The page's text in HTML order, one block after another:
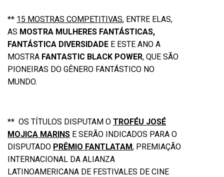
** 15 MOSTRAS COMPETITIVAS, ENTRE ELAS,
AS MOSTRA MULHERES FANTÁSTICAS,
FANTÁSTICA DIVERSIDADE E ESTE ANO A
MOSTRA FANTASTIC BLACK POWER, QUE SÃO
PIONEIRAS DO GÊNERO FANTÁSTICO NO
MUNDO.
** OS TÍTULOS DISPUTAM O TROFÉU JOSÉ
MOJICA MARINS E SERÃO INDICADOS PARA O
DISPUTADO PRÊMIO FANTLATAM, PREMIAÇÃO
INTERNACIONAL DA ALIANZA
LATINOAMERICANA DE FESTIVALES DE CINE